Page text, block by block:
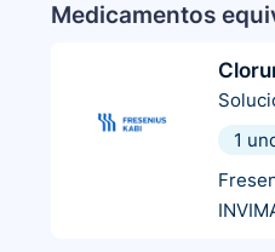
Medicamentos
1